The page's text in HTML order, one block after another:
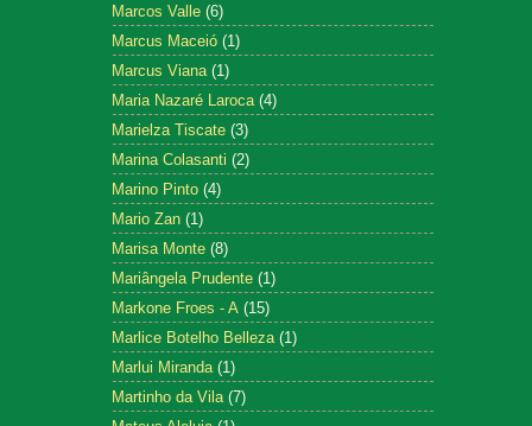
Marcos Valle (6)
Marcus Maceió (1)
Marcus Viana (1)
Maria Nazaré Laroca (4)
Marielza Tiscate (3)
Marina Colasanti (2)
Marino Pinto (4)
Mario Zan (1)
Marisa Monte (8)
Mariângela Prudente (1)
Markone Froes - A (15)
Marlice Botelho Belleza (1)
Marlui Miranda (1)
Martinho da Vila (7)